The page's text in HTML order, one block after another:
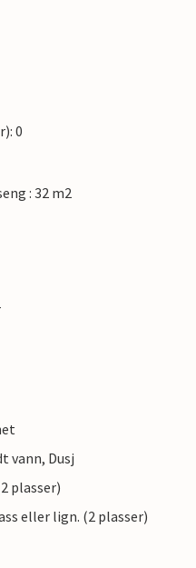
0
: 32 m2
vann, Dusj
plasser)
eller lign. (2 plasser)